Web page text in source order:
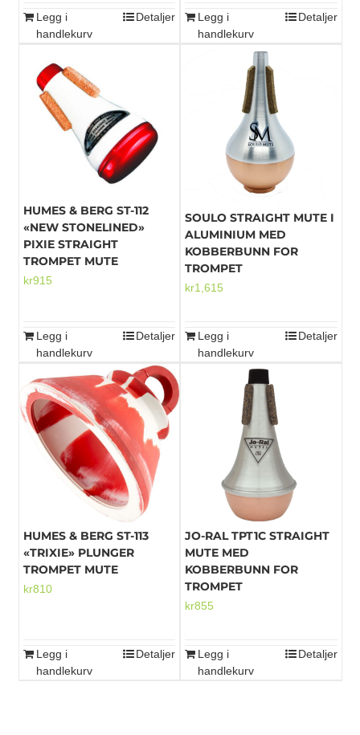
Legg i
handlekurv
Detaljer
Legg i
handlekurv
Detaljer
HUMES & BERG ST-112
«NEW STONELINED»
PIXIE STRAIGHT
TROMPET MUTE
kr915
Legg i
handlekurv
Detaljer
SOULO STRAIGHT MUTE I
ALUMINIUM MED
KOBBERBUNN FOR
TROMPET
kr1,615
Legg i
handlekurv
Detaljer
HUMES & BERG ST-113
«TRIXIE» PLUNGER
TROMPET MUTE
kr810
Legg i
handlekurv
Detaljer
JO-RAL TPT1C STRAIGHT
MUTE MED
KOBBERBUNN FOR
TROMPET
kr855
Legg i
handlekurv
Detaljer